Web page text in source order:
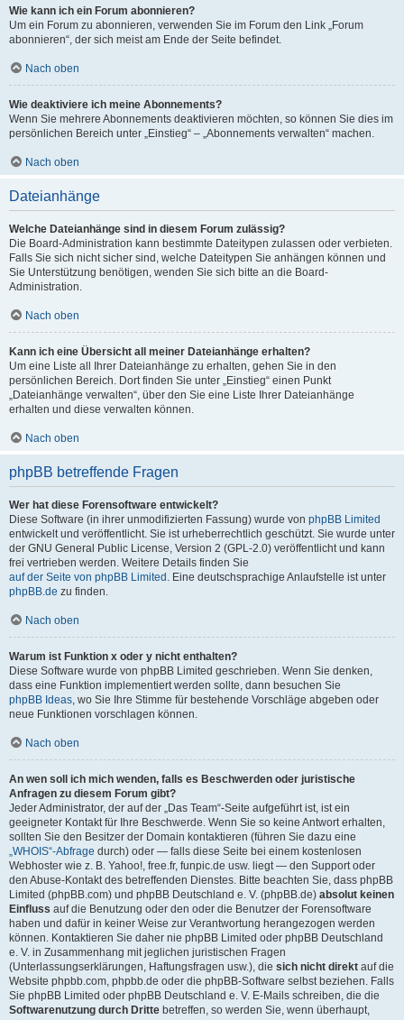
Wie kann ich ein Forum abonnieren?
Um ein Forum zu abonnieren, verwenden Sie im Forum den Link „Forum
abonnieren“, der sich meist am Ende der Seite befindet.
Nach oben
Wie deaktiviere ich meine Abonnements?
Wenn Sie mehrere Abonnements deaktivieren möchten, so können Sie dies im
persönlichen Bereich unter „Einstieg“ – „Abonnements verwalten“ machen.
Nach oben
Dateianhänge
Welche Dateianhänge sind in diesem Forum zulässig?
Die Board-Administration kann bestimmte Dateitypen zulassen oder verbieten.
Falls Sie sich nicht sicher sind, welche Dateitypen Sie anhängen können und
Sie Unterstützung benötigen, wenden Sie sich bitte an die Board-
Administration.
Nach oben
Kann ich eine Übersicht all meiner Dateianhänge erhalten?
Um eine Liste all Ihrer Dateianhänge zu erhalten, gehen Sie in den
persönlichen Bereich. Dort finden Sie unter „Einstieg“ einen Punkt
„Dateianhänge verwalten“, über den Sie eine Liste Ihrer Dateianhänge
erhalten und diese verwalten können.
Nach oben
phpBB betreffende Fragen
Wer hat diese Forensoftware entwickelt?
Diese Software (in ihrer unmodifizierten Fassung) wurde von phpBB Limited
entwickelt und veröffentlicht. Sie ist urheberrechtlich geschützt. Sie wurde unter
der GNU General Public License, Version 2 (GPL-2.0) veröffentlicht und kann
frei vertrieben werden. Weitere Details finden Sie
auf der Seite von phpBB Limited . Eine deutschsprachige Anlaufstelle ist unter
phpBB.de zu finden.
Nach oben
Warum ist Funktion x oder y nicht enthalten?
Diese Software wurde von phpBB Limited geschrieben. Wenn Sie denken,
dass eine Funktion implementiert werden sollte, dann besuchen Sie
phpBB Ideas, wo Sie Ihre Stimme für bestehende Vorschläge abgeben oder
neue Funktionen vorschlagen können.
Nach oben
An wen soll ich mich wenden, falls es Beschwerden oder juristische
Anfragen zu diesem Forum gibt?
Jeder Administrator, der auf der „Das Team“-Seite aufgeführt ist, ist ein
geeigneter Kontakt für Ihre Beschwerde. Wenn Sie so keine Antwort erhalten,
sollten Sie den Besitzer der Domain kontaktieren (führen Sie dazu eine
„WHOIS“-Abfrage durch) oder — falls diese Seite bei einem kostenlosen
Webhoster wie z. B. Yahoo!, free.fr, funpic.de usw. liegt — den Support oder
den Abuse-Kontakt des betreffenden Dienstes. Bitte beachten Sie, dass phpBB
Limited (phpBB.com) und phpBB Deutschland e. V. (phpBB.de) absolut keinen
Einfluss auf die Benutzung oder den oder die Benutzer der Forensoftware
haben und dafür in keiner Weise zur Verantwortung herangezogen werden
können. Kontaktieren Sie daher nie phpBB Limited oder phpBB Deutschland
e. V. in Zusammenhang mit jeglichen juristischen Fragen
(Unterlassungserklärungen, Haftungsfragen usw.), die sich nicht direkt auf die
Website phpbb.com, phpbb.de oder die phpBB-Software selbst beziehen. Falls
Sie phpBB Limited oder phpBB Deutschland e. V. E-Mails schreiben, die die
Softwarenutzung durch Dritte betreffen, so werden Sie, wenn überhaupt,